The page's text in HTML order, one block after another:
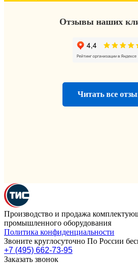
Отзывы наших
Читать все
Производство и продажа
промышленного оборудования
Политика конфиденциальности
Звоните круглосуточно По России
+7 (495) 662-73-95
Заказать звонок